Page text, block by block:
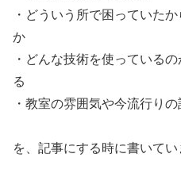
・どういう所で困っていた
か
・どんな技術を使っている
る
・教室の雰囲気や今流行りの
を、記事にする時に書いてい